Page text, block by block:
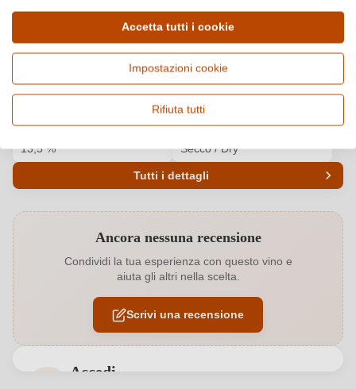
Dettagli del prodotto
Paese e regione
Vitigno e tipologia
Cuvée (Rosso), Vino rosso
Origine
Qualità
DOC
13,5 %
Secco / Dry
Tutti i dettagli
Annata 2023
Colore dell'uva Rosso
Contenuto di alcol 13,5 %
Ancora nessuna recensione
Condividi la tua esperienza con questo vino e
aiuta gli altri nella scelta.
Scrivi una recensione
Accedi
Accetta tutti i cookie
Impostazioni cookie
Rifiuta tutti